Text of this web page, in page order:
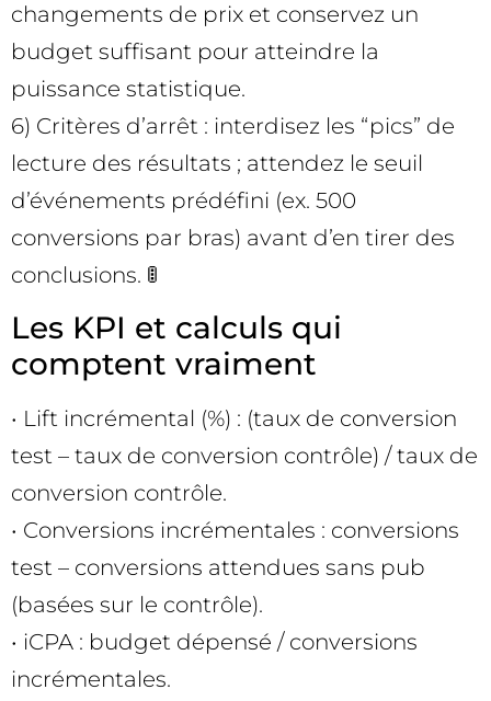
changements de prix et conservez un
budget suffisant pour atteindre la
puissance statistique.
6) Critères d’arrêt : interdisez les “pics” de
lecture des résultats ; attendez le seuil
d’événements prédéfini (ex. 500
conversions par bras) avant d’en tirer des
conclusions. 🚦
Les KPI et calculs qui
comptent vraiment
• Lift incrémental (%) : (taux de conversion
test – taux de conversion contrôle) / taux de
conversion contrôle.
• Conversions incrémentales : conversions
test – conversions attendues sans pub
(basées sur le contrôle).
• iCPA : budget dépensé / conversions
incrémentales.